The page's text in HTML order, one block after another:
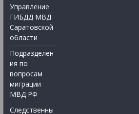
Управление
ГИБДД МВД
Саратовской
области
Подразделен
ия по
вопросам
миграции
МВД РФ
Следственны